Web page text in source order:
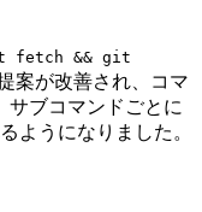
fetch && git
案が改善され、コマ
サブコマンドごとに
ようになりました。